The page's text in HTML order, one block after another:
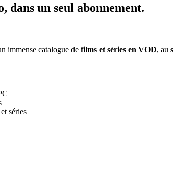
, dans un seul abonnement.
immense catalogue de films et séries en VOD, au
séries